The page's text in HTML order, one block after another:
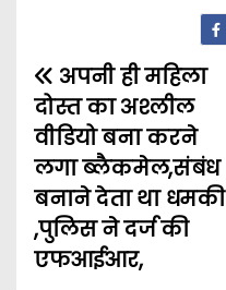
e
b
o
o
k
t
t
e
r
i
l
a
p
P
o
s
t
n
अपनी ही महिला
दोस्त का अश्लील
वीडियो बना करने
लगा ब्लैकमेल,संबंध
बनाने देता था धमकी
,पुलिस ने दर्ज की
एफआईआर,